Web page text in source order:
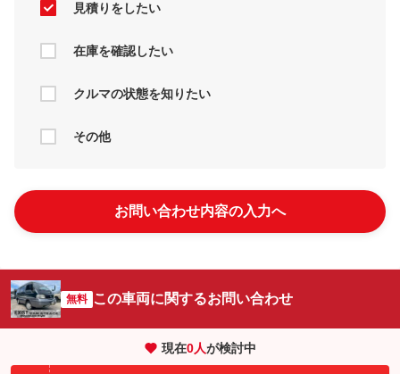
見積りをしたい
在庫を確認したい
クルマの状態を知りたい
その他
お問い合わせ内容の入力へ
無料 この車両に関するお問い合わせ
現在0人が検討中